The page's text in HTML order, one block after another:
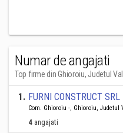
Numar de angajati
Top firme din Ghioroiu, Judetul
1. FURNI CONSTRUCT SRL
Com. Ghioroiu -, Ghioroiu, Judetul
4 angajati